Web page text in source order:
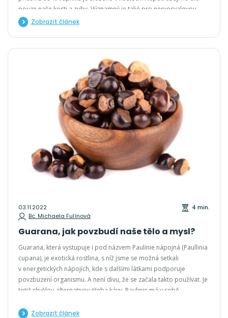
pouze naše kosti a zuby. Významný je také pro nervosvalovou
činnost, srážení krve, imunitu nebo hojení ran.
Zobrazit článek
03.11.2022
Bc. Michaela Fulínová
4 min.
Guarana, jak povzbudí naše tělo a mysl?
Guarana, která vystupuje i pod názvem Paulinie nápojná (Paullinia
cupana), je exotická rostlina, s níž jsme se možná setkali
v energetických nápojích, kde s dalšími látkami podporuje
povzbuzení organismu. A není divu, že se začala takto používat. Je
totiž skvělou alternativou třeba kávy. Paulinie má v sobě
nachází právě v semenech, proto jsou využívány a zpracovány do
Zobrazit článek